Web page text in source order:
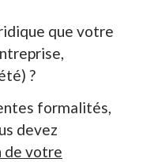
que votre
?
formalités,
devez
de votre